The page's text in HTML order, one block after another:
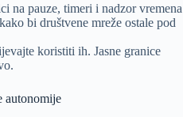
na pauze, timeri i nadzor vremena
bi društvene mreže ostale pod
koristiti ih. Jasne granice
autonomije